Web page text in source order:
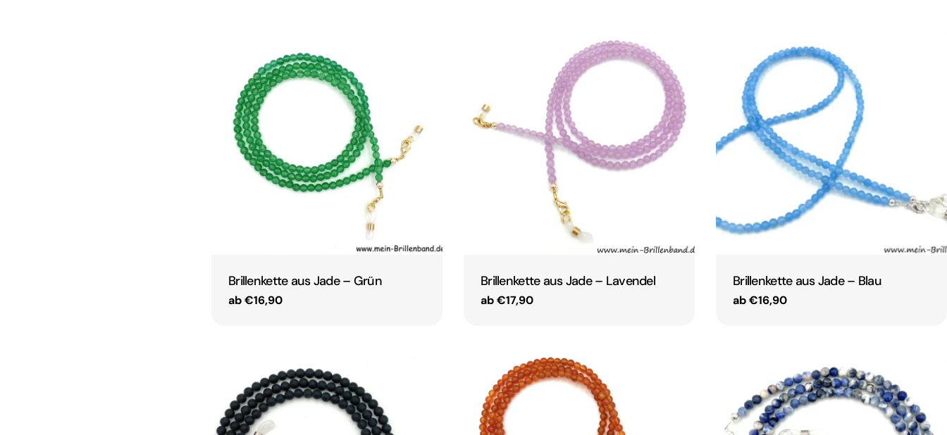
Brillenkette aus Jade – Grün
Regulärer
ab €16,90
Brillenkette aus Jade – Lavendel
Regulärer
ab €17,90
Brillenkette aus Jade – Blau
Regulärer
ab €16,90